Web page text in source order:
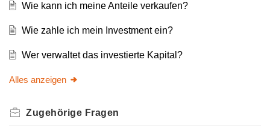
Wie kann ich meine Anteile verkaufen?
Wie zahle ich mein Investment ein?
Wer verwaltet das investierte Kapital?
Alles anzeigen
Zugehörige Fragen